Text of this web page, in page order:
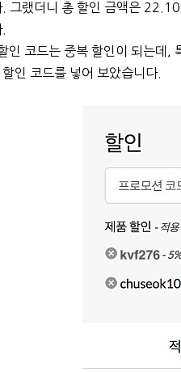
. 그랬더니 총 할인 금액은
인 코드는 중복 할인이 되는데,
인 코드를 넣어 보았습니다.